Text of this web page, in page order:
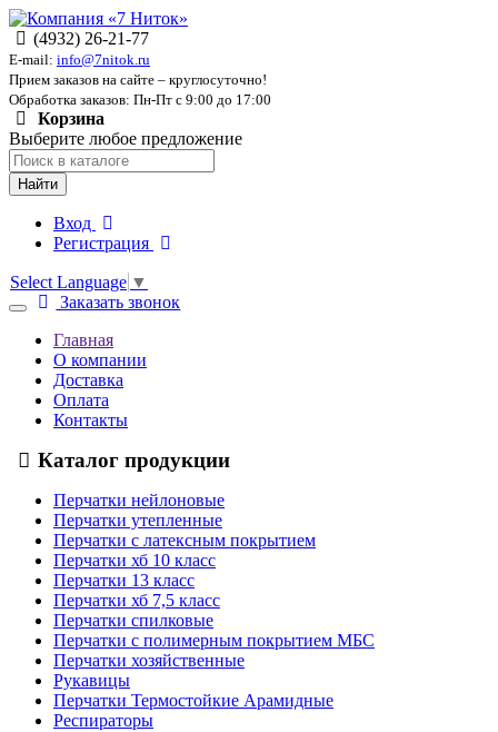
(4932) 26-21-77
E-mail: info@7nitok.ru
Прием заказов на сайте – круглосуточно!
Обработка заказов: Пн-Пт с 9:00 до 17:00
Корзина
Выберите любое предложение
Найти
Вход
Регистрация
Select Language ▼
Заказать звонок
Главная
О компании
Доставка
Оплата
Контакты
Каталог продукции
Перчатки нейлоновые
Перчатки утепленные
Перчатки c латексным покрытием
Перчатки хб 10 класс
Перчатки 13 класс
Перчатки хб 7,5 класс
Перчатки спилковые
Перчатки с полимерным покрытием МБС
Перчатки хозяйственные
Рукавицы
Перчатки Термостойкие Арамидные
Респираторы